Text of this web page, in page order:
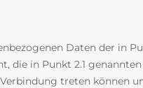
Daten der in
die in Punkt 2.1
treten können